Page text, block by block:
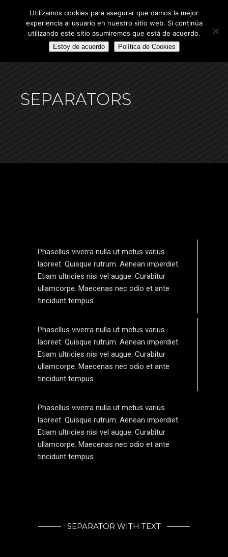
SEPARATORS
Phasellus viverra nulla ut metus varius
laoreet. Quisque rutrum. Aenean imperdiet.
Etiam ultricies nisi vel augue. Curabitur
ullamcorpe. Maecenas nec odio et ante
tincidunt tempus.
Phasellus viverra nulla ut metus varius
laoreet. Quisque rutrum. Aenean imperdiet.
Etiam ultricies nisi vel augue. Curabitur
ullamcorpe. Maecenas nec odio et ante
tincidunt tempus.
Phasellus viverra nulla ut metus varius
laoreet. Quisque rutrum. Aenean imperdiet.
Etiam ultricies nisi vel augue. Curabitur
ullamcorpe. Maecenas nec odio et ante
tincidunt tempus.
SEPARATOR WITH TEXT
Utilizamos cookies para asegurar que damos la mejor
experiencia al usuario en nuestro sitio web. Si continúa
utilizando este sitio asumiremos que está de acuerdo.
Estoy de acuerdo Política de Cookies